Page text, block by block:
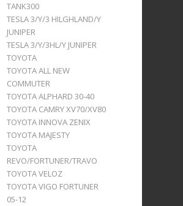
TANK300
TESLA 3/Y/3 HILGHLAND/Y
JUNIPER
TESLA 3/Y/3HL/Y JUNIPER
TOYOTA
TOYOTA ALL NEW
COMMUTER
TOYOTA ALPHARD 30-40
TOYOTA CAMRY XV70/XV80
TOYOTA INNOVA ZENIX
TOYOTA MAJESTY
TOYOTA
REVO/FORTUNER/TRAVO
TOYOTA VELOZ
TOYOTA VIGO FORTUNER
05-12